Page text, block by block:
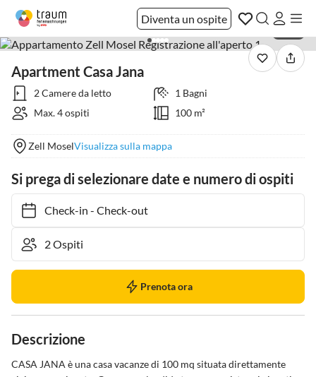
Diventa un ospite
Apartment Casa Jana
2 Camere da letto
1 Bagni
Max. 4 ospiti
100 m²
Zell MoselVisualizza sulla mappa
Si prega di selezionare date e numero di ospiti
Check-in- Check-out
Prenota ora
Descrizione
CASA JANA è una casa vacanze di 100 mq situata direttamente